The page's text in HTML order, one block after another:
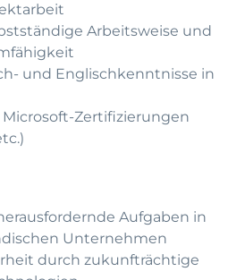
Arbeitsweise und
und Englischkenntnisse in
Zertifizierungen
Aufgaben in
Unternehmen
durch zukunfträchtige